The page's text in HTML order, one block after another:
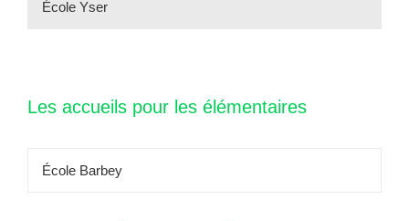
École Yser
Les accueils pour les élémentaires
École Barbey